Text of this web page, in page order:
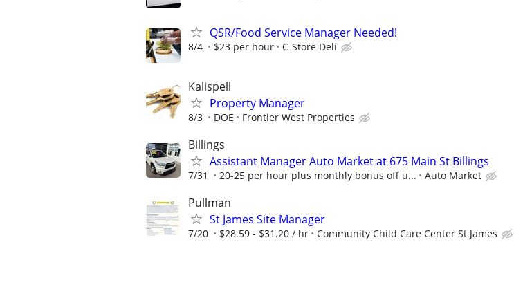
QSR/Food Service Manager Needed!
8/4 $23 per hour C-Store Deli
Kalispell
Property Manager
8/3 DOE Frontier West Properties
Billings
Assistant Manager Auto Market at 675 Main St Billings
7/31 20-25 per hour plus monthly bonus off u... Auto Market
Pullman
St James Site Manager
7/20 $28.59 - $31.20 / hr Community Child Care Center St James